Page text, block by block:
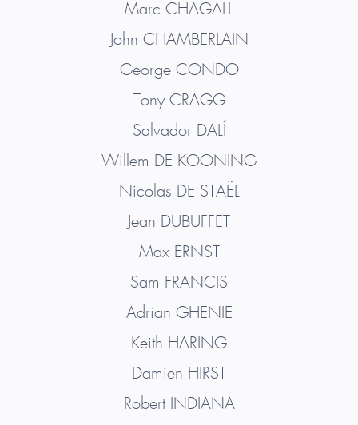
Marc CHAGALL
John CHAMBERLAIN
George CONDO
Tony CRAGG
Salvador DALÍ
Willem DE KOONING
Nicolas DE STAËL
Jean DUBUFFET
Max ERNST
Sam FRANCIS
Adrian GHENIE
Keith HARING
Damien HIRST
Robert INDIANA